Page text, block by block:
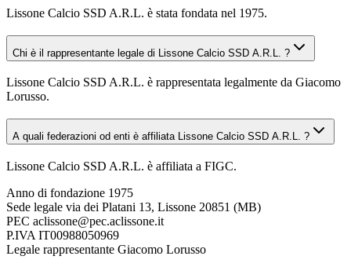
Lissone Calcio SSD A.R.L. è stata fondata nel 1975.
Chi è il rappresentante legale di Lissone Calcio SSD A.R.L. ?
Lissone Calcio SSD A.R.L. è rappresentata legalmente da Giacomo
Lorusso.
A quali federazioni od enti è affiliata Lissone Calcio SSD A.R.L. ?
Lissone Calcio SSD A.R.L. è affiliata a FIGC.
Anno di fondazione 1975
Sede legale via dei Platani 13, Lissone 20851 (MB)
PEC aclissone@pec.aclissone.it
P.IVA IT00988050969
Legale rappresentante Giacomo Lorusso